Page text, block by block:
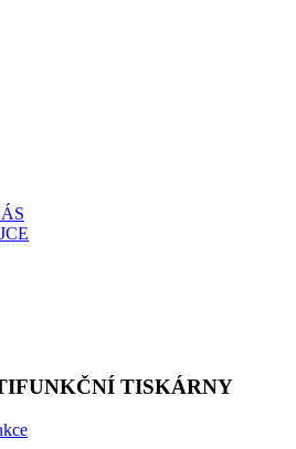
TISKÁRNY